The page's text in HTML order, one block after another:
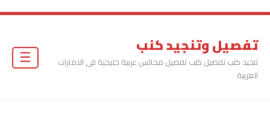
تفصيل وتنجيد كنب
تنجيد كنب تفصيل كنب تفصيل مجالس عربية خليجية فى الامارات
العربية